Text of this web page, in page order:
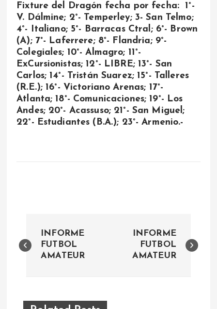
Fixture del Dragón fecha por fecha: 1°-
V. Dálmine; 2°- Temperley; 3- San Telmo;
4°- Italiano; 5°- Barracas Ctral; 6°- Brown
(A); 7°- Laferrere; 8°- Flandria; 9°-
Colegiales; 10°- Almagro; 11°-
ExCursionistas; 12°- LIBRE; 13°- San
Carlos; 14°- Tristán Suarez; 15°- Talleres
(R.E.); 16°- Victoriano Arenas; 17°-
Atlanta; 18°- Comunicaciones; 19°- Los
Andes; 20°- Acassuso; 21°- San Miguel;
22°- Estudiantes (B.A.); 23°- Armenio.-
a
e
INFORME
FUTBOL
AMATEUR
INFORME
FUTBOL
AMATEUR